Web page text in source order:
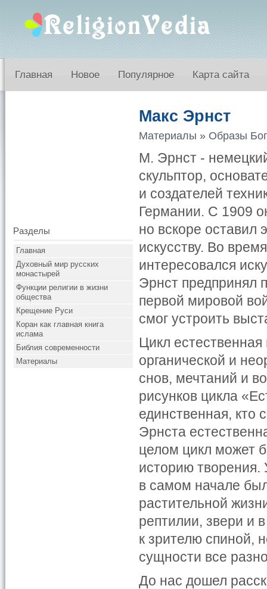
Главная Новое Популярное Карта сайта
Разделы
Главная
Духовный мир русских
монастырей
Функции религии в жизни
общества
Крещение Руси
Коран как главная книга
ислама
Библия современности
Материалы
Макс Эрнст
Материалы » Образы
М. Эрнст -
скульптор,
и создателей
Германии. С 1909
но вскоре оставил
искусству. Во
интересовался
Эрнст предпринял
первой мировой
смог устроить
Цикл
органической и
снов, мечтаний и
рисунков цикла
единственная, кто
Эрнста
целом цикл может
историю творения.
в самом начале
растительной
рептилии, звери и
к зрителю спиной,
сущности все
До нас дошел